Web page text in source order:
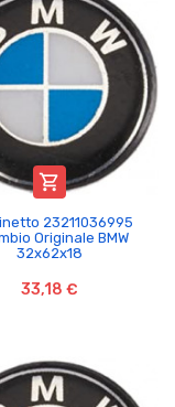

23211036995
Originale BMW
32x62x18
33,18 €